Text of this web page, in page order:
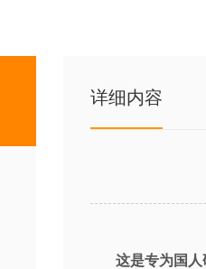
详细内容
这是专为国